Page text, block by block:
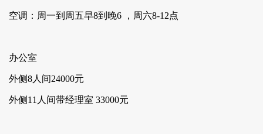
空调：周一到周五早8到晚6 ，周六8-12点
办公室
外侧8人间24000元
外侧11人间带经理室 33000元